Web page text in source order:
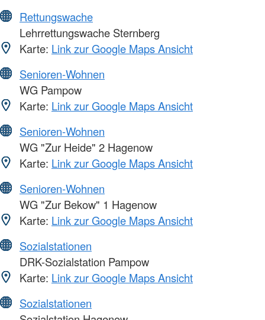
Rettungswache
Lehrrettungswache Sternberg
Karte: Link zur Google Maps Ansicht
Senioren-Wohnen
WG Pampow
Karte: Link zur Google Maps Ansicht
Senioren-Wohnen
WG "Zur Heide" 2 Hagenow
Karte: Link zur Google Maps Ansicht
Senioren-Wohnen
WG "Zur Bekow" 1 Hagenow
Karte: Link zur Google Maps Ansicht
Sozialstationen
DRK-Sozialstation Pampow
Karte: Link zur Google Maps Ansicht
Sozialstationen